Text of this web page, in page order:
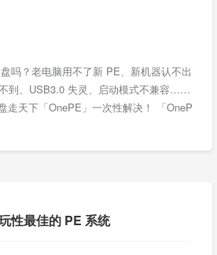
吗？老电脑用不了新 PE、新机器认不出
到、USB3.0 失灵、启动模式不兼容……
走天下「OnePE」一次性解决！ 「OneP
性最佳的 PE 系统